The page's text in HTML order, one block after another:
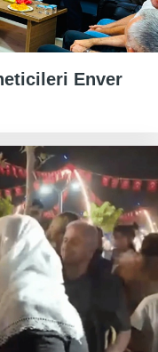
Enver